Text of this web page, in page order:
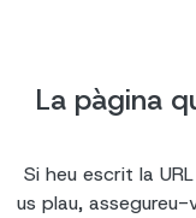
La pàgina
Si heu escrit la
us plau,